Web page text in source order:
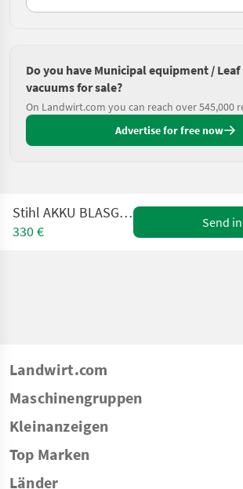
Do you have Municipal equipment /
vacuums for sale?
On Landwirt.com you can reach over 545,000
Advertise for free now
Stihl AKKU BLASGERÄT BGA 250.0
330 €
Send
Landwirt.com
Maschinengruppen
Kleinanzeigen
Top Marken
Länder